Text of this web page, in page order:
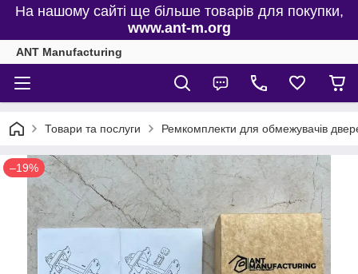
На нашому сайті ще більше товарів для покупки,
www.ant-m.org
ANT Manufacturing
Товари та послуги Ремкомплекти для обмежувачів
–19%